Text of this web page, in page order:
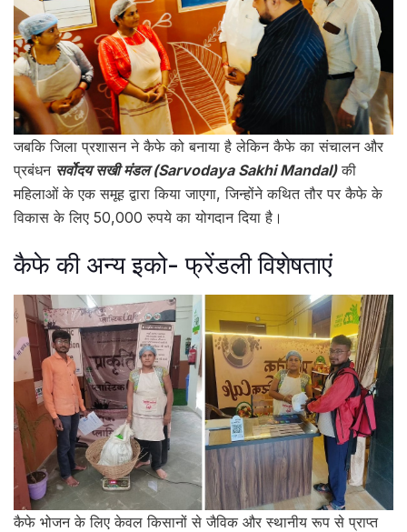
जबकि जिला प्रशासन ने कैफे को बनाया है लेकिन कैफे का संचालन और
प्रबंधन सर्वोदय सखी मंडल (Sarvodaya Sakhi Mandal)की
महिलाओं के एक समूह द्वारा किया जाएगा, जिन्होंने कथित तौर पर कैफे के
विकास के लिए 50,000 रुपये का योगदान दिया है।
कैफे की अन्य इको- फ्रेंडली विशेषताएं
कैफे भोजन के लिए केवल किसानों से जैविक और स्थानीय रूप से प्राप्त